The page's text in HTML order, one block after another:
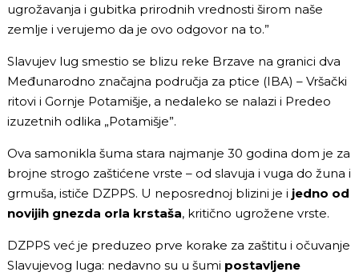
ugrožavanja i gubitka prirodnih vrednosti širom naše
zemlje i verujemo da je ovo odgovor na to.”
Slavujev lug smestio se blizu reke Brzave na granici dva
Međunarodno značajna područja za ptice (IBA) – Vršački
ritovi i Gornje Potamišje, a nedaleko se nalazi i Predeo
izuzetnih odlika „Potamišje”.
Ova samonikla šuma stara najmanje 30 godina dom je za
brojne strogo zaštićene vrste – od slavuja i vuga do žuna i
grmuša, ističe DZPPS. U neposrednoj blizini je i jedno od
novijih gnezda orla krstaša, kritično ugrožene vrste.
DZPPS već je preduzeo prve korake za zaštitu i očuvanje
Slavujevog luga: nedavno su u šumi postavljene